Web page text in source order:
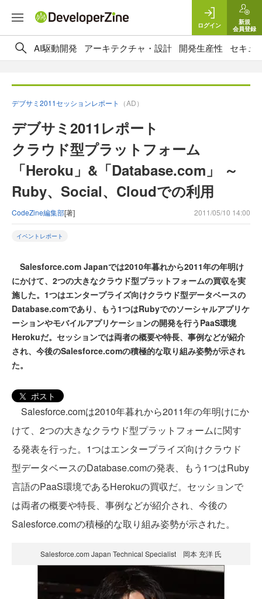
ログイン
新規
会員登録
AI駆動開発 アーキテクチャ・設計 開発生産性 セキュ
デブサミ2011セッションレポート （AD）
デブサミ2011レポート
クラウド型プラットフォーム
「Heroku」&「Database.com」 ～
Ruby、Social、Cloudでの利用
CodeZine編集部[著] 2011/05/10 14:00
イベントレポート
Salesforce.com Japanでは2010年暮れから2011年の年明け
にかけて、2つの大きなクラウド型プラットフォームの買収を実
施した。1つはエンタープライズ向けクラウド型データベースの
Database.comであり、もう1つはRubyでのソーシャルアプリケ
ーションやモバイルアプリケーションの開発を行うPaaS環境
Herokuだ。セッションでは両者の概要や特長、事例などが紹介
され、今後のSalesforce.comの積極的な取り組み姿勢が示され
た。
ポスト
Salesforce.comは2010年暮れから2011年の年明けにか
けて、2つの大きなクラウド型プラットフォームに関す
る発表を行った。1つはエンタープライズ向けクラウド
型データベースのDatabase.comの発表、もう1つはRuby
言語のPaaS環境であるHerokuの買収だ。セッションで
は両者の概要や特長、事例などが紹介され、今後の
Salesforce.comの積極的な取り組み姿勢が示された。
Salesforce.com Japan Technical Specialist 岡本 充洋 氏